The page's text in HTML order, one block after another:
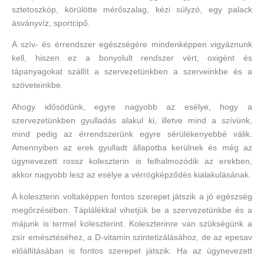
A szív- és érrendszer egészségére mindenképpen vigyáznunk
kell, hiszen ez a bonyolult rendszer vért, oxigént és
tápanyagokat szállít a szervezetünkben a szerveinkbe és a
szöveteinkbe.
Ahogy idősödünk, egyre nagyobb az esélye, hogy a
szervezetünkben gyulladás alakul ki, illetve mind a szívünk,
mind pedig az érrendszerünk egyre sérülékenyebbé válik.
Amennyiben az erek gyulladt állapotba kerülnek és még az
úgynevezett rossz koleszterin is felhalmozódik az erekben,
akkor nagyobb lesz az esélye a vérrögképződés kialakulásának.
A koleszterin voltaképpen fontos szerepet játszik a jó egészség
megőrzésében. Táplálékkal vihetjük be a szervezetünkbe és a
májunk is termel koleszterint. Koleszterinre van szükségünk a
zsír emésztéséhez, a D-vitamin szintetizálásához, de az epesav
előállításában is fontos szerepet játszik. Ha az úgynevezett